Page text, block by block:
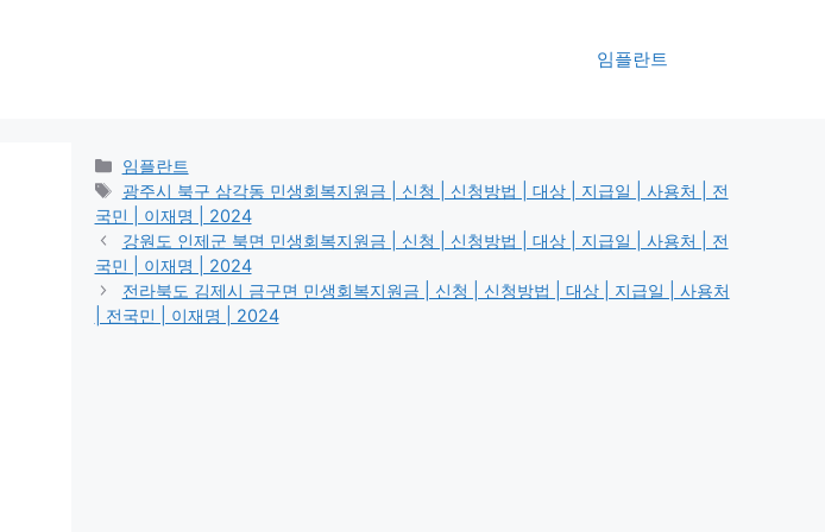
임플란트
카
테
고
리
임플란트
태
그
광주시 북구 삼각동 민생회복지원금 | 신청 | 신청방법 | 대상 | 지급일 | 사용처 | 전
국민 | 이재명 | 2024
강원도 인제군 북면 민생회복지원금 | 신청 | 신청방법 | 대상 | 지급일 | 사용처 | 전
국민 | 이재명 | 2024
전라북도 김제시 금구면 민생회복지원금 | 신청 | 신청방법 | 대상 | 지급일 | 사용처
| 전국민 | 이재명 | 2024